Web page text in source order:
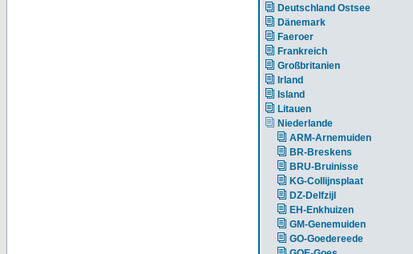
Deutschland Ostsee
Dänemark
Faeroer
Frankreich
Großbritanien
Irland
Island
Litauen
Niederlande
ARM-Arnemuiden
BR-Breskens
BRU-Bruinisse
KG-Collijnsplaat
DZ-Delfzijl
EH-Enkhuizen
GM-Genemuiden
GO-Goedereede